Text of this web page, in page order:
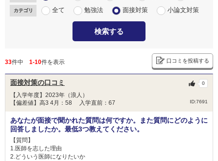
カテゴリ 全て 勉強法 面接対策 小論文対策
検索する
33件中 1-10件を表示 口コミを投稿する
面接対策の口コミ
【入学年度】2023年（浪人）
【偏差値】高3 4月：58 入学直前：67
ID:7691
0
あなたが面接で聞かれた質問は何ですか。また質問にどのように
回答しましたか。最低3つ教えてください。
【質問】
1.医師を志した理由
2.どういう医師になりたいか